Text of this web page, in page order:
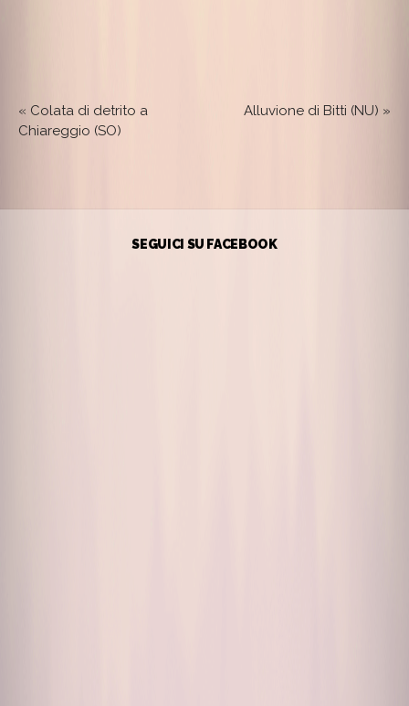
« Colata di detrito a
Chiareggio (SO)
Alluvione di Bitti (NU) »
SEGUICI SU FACEBOOK